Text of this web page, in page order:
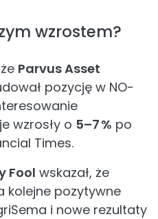
wzrostem?
Parvus Asset
pozycję w NO­­
wzrosły o 5–7 % po
Times.
Fool wskazał, że
kolejne pozytywne
i nowe rezultaty